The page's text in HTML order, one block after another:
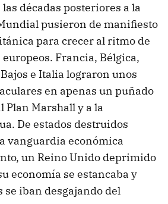
las décadas posteriores a la
pusieron de manifiesto
para crecer al ritmo de
Francia, Bélgica,
e Italia lograron unos
en apenas un puñado
Plan Marshall y a la
De estados destruidos
vanguardia económica
un Reino Unido deprimido
economía se estancaba y
se iban desgajando del